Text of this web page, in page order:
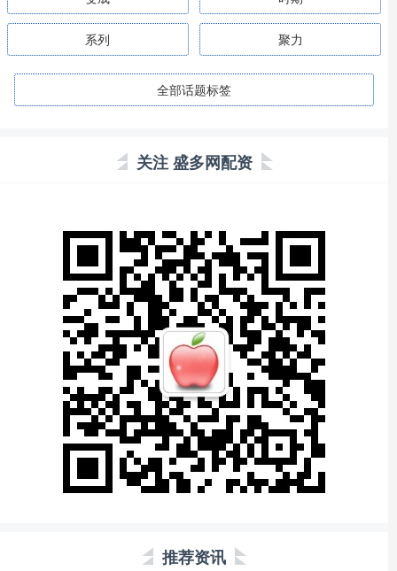
系列 聚力
全部话题标签
关注 盛多网配资
推荐资讯